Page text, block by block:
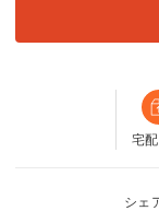
宅
シェ